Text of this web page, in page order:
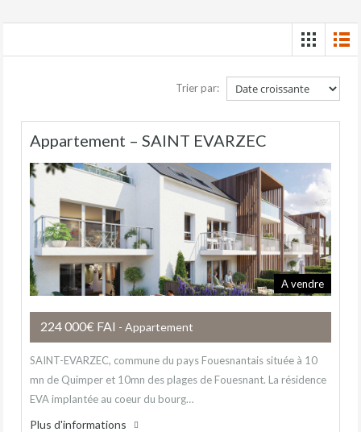
Trier par:
Appartement – SAINT EVARZEC
A vendre
224 000€ FAI - Appartement
SAINT-EVARZEC, commune du pays Fouesnantais située à 10
mn de Quimper et 10mn des plages de Fouesnant. La résidence
EVA implantée au coeur du bourg…
Plus d'informations